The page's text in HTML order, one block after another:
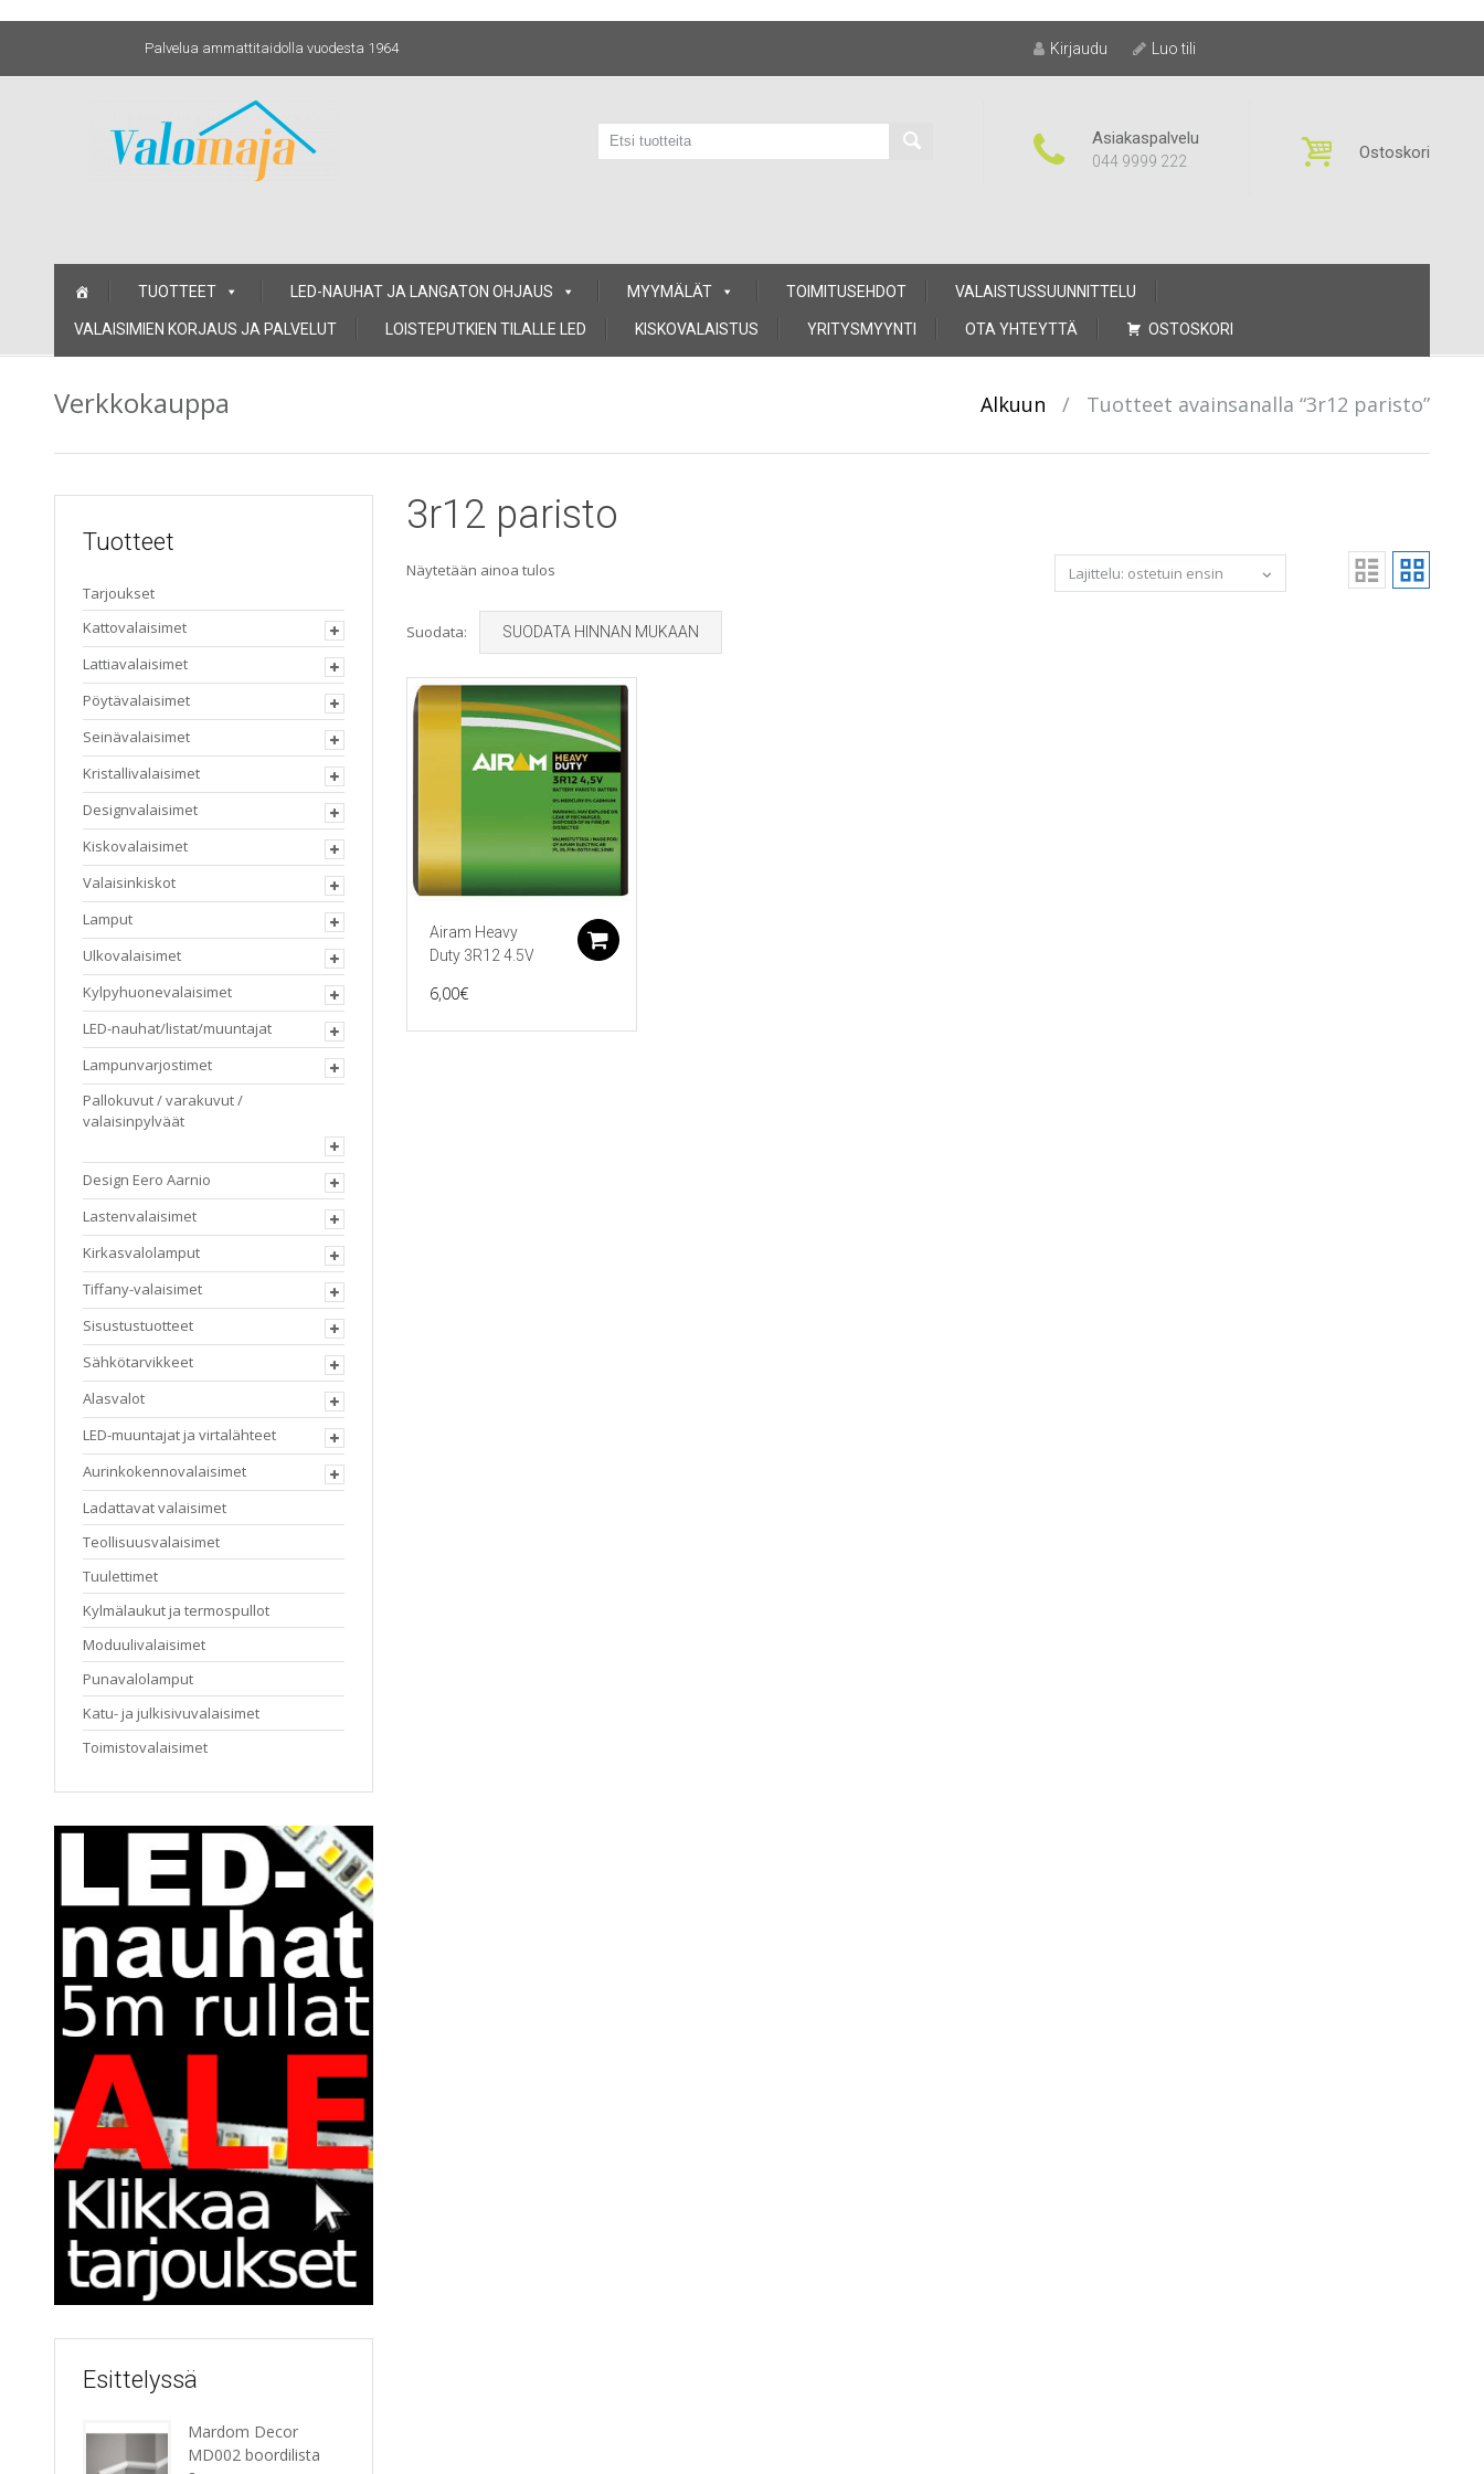
Palvelua ammattitaidolla vuodesta 1964 Kirjaudu Luo tili
Asiakaspalvelu
044 9999 222 Ostoskori
TUOTTEET LED-NAUHAT JA LANGATON OHJAUS MYYMÄLÄT TOIMITUSEHDOT VALAISTUSSUUNNITTELU
VALAISIMIEN KORJAUS JA PALVELUT LOISTEPUTKIEN TILALLE LED KISKOVALAISTUS YRITYSMYYNTI OTA YHTEYTTÄ OSTOSKORI
Verkkokauppa Alkuun / Tuotteet avainsanalla “3r12 paristo”
3r12 paristo
Näytetään ainoa tulos
Suodata: SUODATA HINNAN MUKAAN
Airam Heavy
Duty 3R12 4.5V
6,00€
Tuotteet
Tarjoukset
Kattovalaisimet
Lattiavalaisimet
Pöytävalaisimet
Seinävalaisimet
Kristallivalaisimet
Designvalaisimet
Kiskovalaisimet
Valaisinkiskot
Lamput
Ulkovalaisimet
Kylpyhuonevalaisimet
LED-nauhat/listat/muuntajat
Lampunvarjostimet
Pallokuvut / varakuvut /
valaisinpylväät
Design Eero Aarnio
Lastenvalaisimet
Kirkasvalolamput
Tiffany-valaisimet
Sisustustuotteet
Sähkötarvikkeet
Alasvalot
LED-muuntajat ja virtalähteet
Aurinkokennovalaisimet
Ladattavat valaisimet
Teollisuusvalaisimet
Tuulettimet
Kylmälaukut ja termospullot
Moduulivalaisimet
Punavalolamput
Katu- ja julkisivuvalaisimet
Toimistovalaisimet
Esittelyssä
Mardom Decor
MD002 boordilista